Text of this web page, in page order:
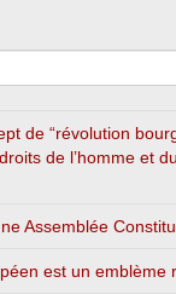
de “révolution
de l’homme et
Assemblée
est un emblème